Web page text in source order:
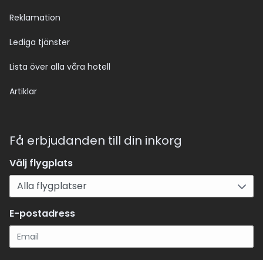
Reklamation
Lediga tjänster
Lista över alla våra hotell
Artiklar
Få erbjudanden till din inkorg
Välj flygplats
E-postadress